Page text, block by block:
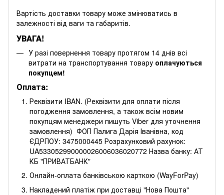
Вартість доставки товару може змінюватись в
залежності від ваги та габаритів.
УВАГА!
У разі повернення товару протягом 14 днів всі
витрати на транспортування товару оплачуються
покупцем!
Оплата:
Реквізити IBAN. (Реквізити для оплати після
погодження замовлення, а також всім новим
покупцям менеджери пишуть Viber для уточнення
замовлення) ФОП Палига Дарія Іванівна, код
ЄДРПОУ: 3475000445 Розрахунковий рахунок:
UA533052990000026006036020772 Назва банку: АТ
КБ "ПРИВАТБАНК"
Онлайн-оплата банківською карткою (WayForPay)
Накладений платіж при доставці "Нова Пошта"